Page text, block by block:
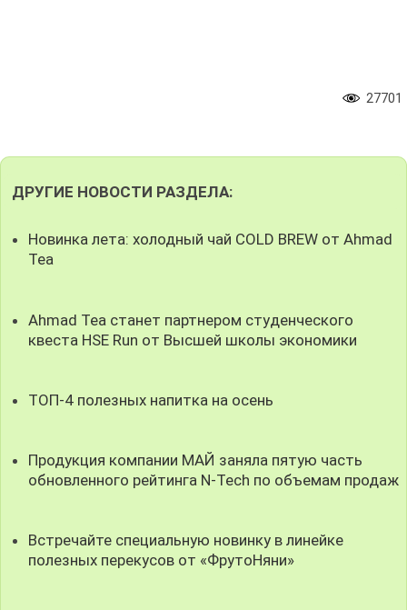
27701
ДРУГИЕ НОВОСТИ РАЗДЕЛА:
Новинка лета: холодный чай COLD BREW от Ahmad
Tea
Ahmad Tea станет партнером студенческого
квеста HSE Run от Высшей школы экономики
ТОП-4 полезных напитка на осень
Продукция компании МАЙ заняла пятую часть
обновленного рейтинга N-Tech по объемам продаж
Встречайте специальную новинку в линейке
полезных перекусов от «ФрутоНяни»